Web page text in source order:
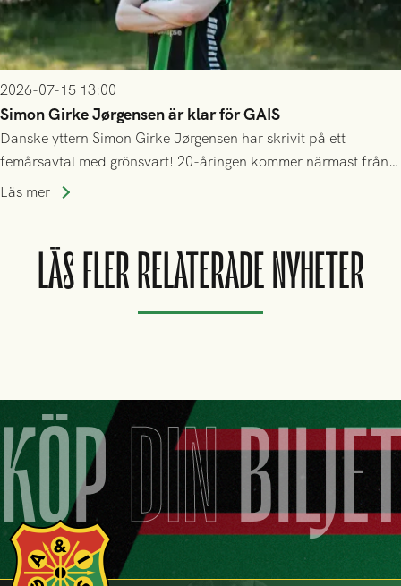
2026-07-15 13:00
Simon Girke Jørgensen är klar för GAIS
Danske yttern Simon Girke Jørgensen har skrivit på ett
femårsavtal med grönsvart! 20-åringen kommer närmast från
spel i färöiska Skála IF.
Läs mer
LÄS FLER RELATERADE NYHETER
KÖPDIN